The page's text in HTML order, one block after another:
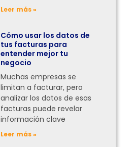
Leer más »
Cómo usar los datos de
tus facturas para
entender mejor tu
negocio
Muchas empresas se
limitan a facturar, pero
analizar los datos de esas
facturas puede revelar
información clave
Leer más »